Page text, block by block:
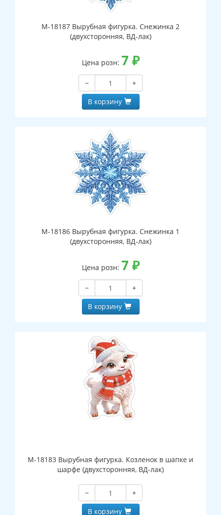
М-18187 Вырубная фигурка. Снежинка 2
(двухсторонняя, ВД-лак)
Цена розн: 7 ₽
−
+
В корзину
М-18186 Вырубная фигурка. Снежинка 1
(двухсторонняя, ВД-лак)
Цена розн: 7 ₽
−
+
В корзину
М-18183 Вырубная фигурка. Козленок в шапке и
шарфе (двухсторонняя, ВД-лак)
−
+
В корзину